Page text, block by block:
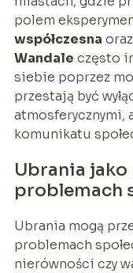
polem
współczesna
Wandale często
siebie poprzez
przestają być
atmosferycznymi,
komunikatu
Ubrania
problemach
Ubrania mogą
problemach
nierówności czy